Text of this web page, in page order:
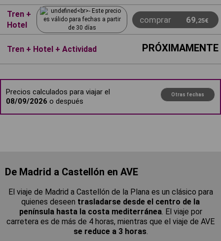
Tren +
Hotel
comprar 69,25€
Tren + Hotel + Actividad PRÓXIMAMENTE
Precios calculados para viajar el
08/09/2026 o después
Otras fechas
De Madrid a Castellón en AVE
El viaje de Madrid a Castellón de la Plana es un clásico para
quienes deseen trasladarse desde el centro de la
península hasta la costa mediterránea. El viaje por
carretera es de más de 4 horas, mientras que el viaje de AVE
se reduce a 3 horas.